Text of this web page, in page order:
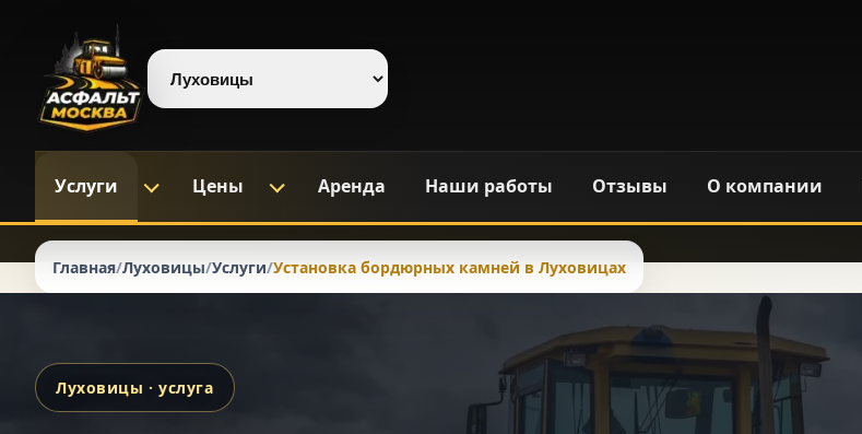
Выберите регион
Услуги Цены Аренда Наши работы Отзывы О компании
Главная/Луховицы/Услуги/Установка бордюрных камней в Луховицах
Луховицы · услуга